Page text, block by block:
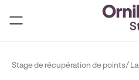
Stage de récupération de points/